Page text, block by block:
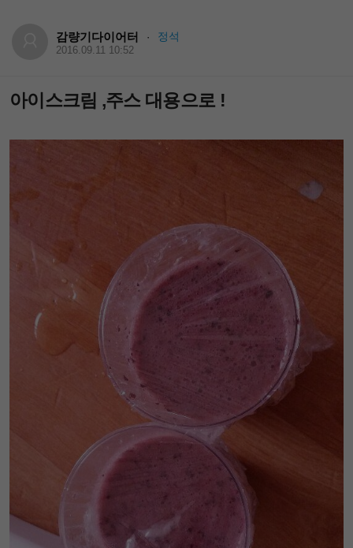
감량기다이어터 · 정석
2016.09.11 10:52
아이스크림 ,주스 대용으로 !